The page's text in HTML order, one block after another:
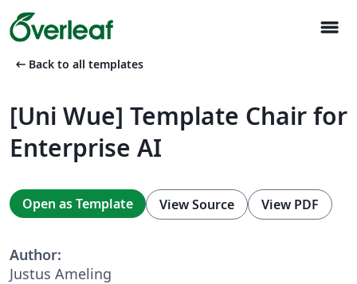
menu
arrow_left_alt Back to all templates
[Uni Wue] Template Chair for
Enterprise AI
Open as Template View Source View PDF
Author:
Justus Ameling